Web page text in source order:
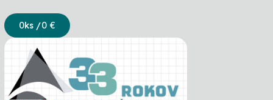
0ks /0 €